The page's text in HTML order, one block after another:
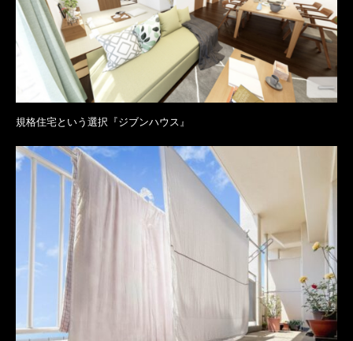
規格住宅という選択『ジブンハウス』